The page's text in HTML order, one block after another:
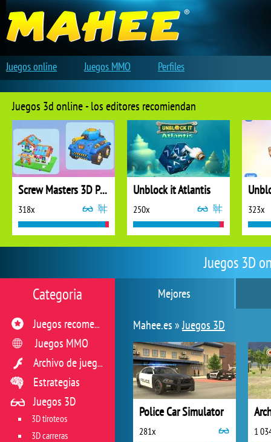
Juegos 3D
Mejores
Mahee.es »Juegos 3D
Police Car Simulator
281x 1
Categoria
Juegos recomendados
Juegos MMO
Archivo de juegos flash
Estrategias
Juegos 3D
3D tiroteos
3D carreras
Juegos 3d online - los editores recomiendan
Screw Masters 3D Puzzle
318x
Unblock it Atlantis
250x 323x
Juegos online Juegos MMO Perfiles